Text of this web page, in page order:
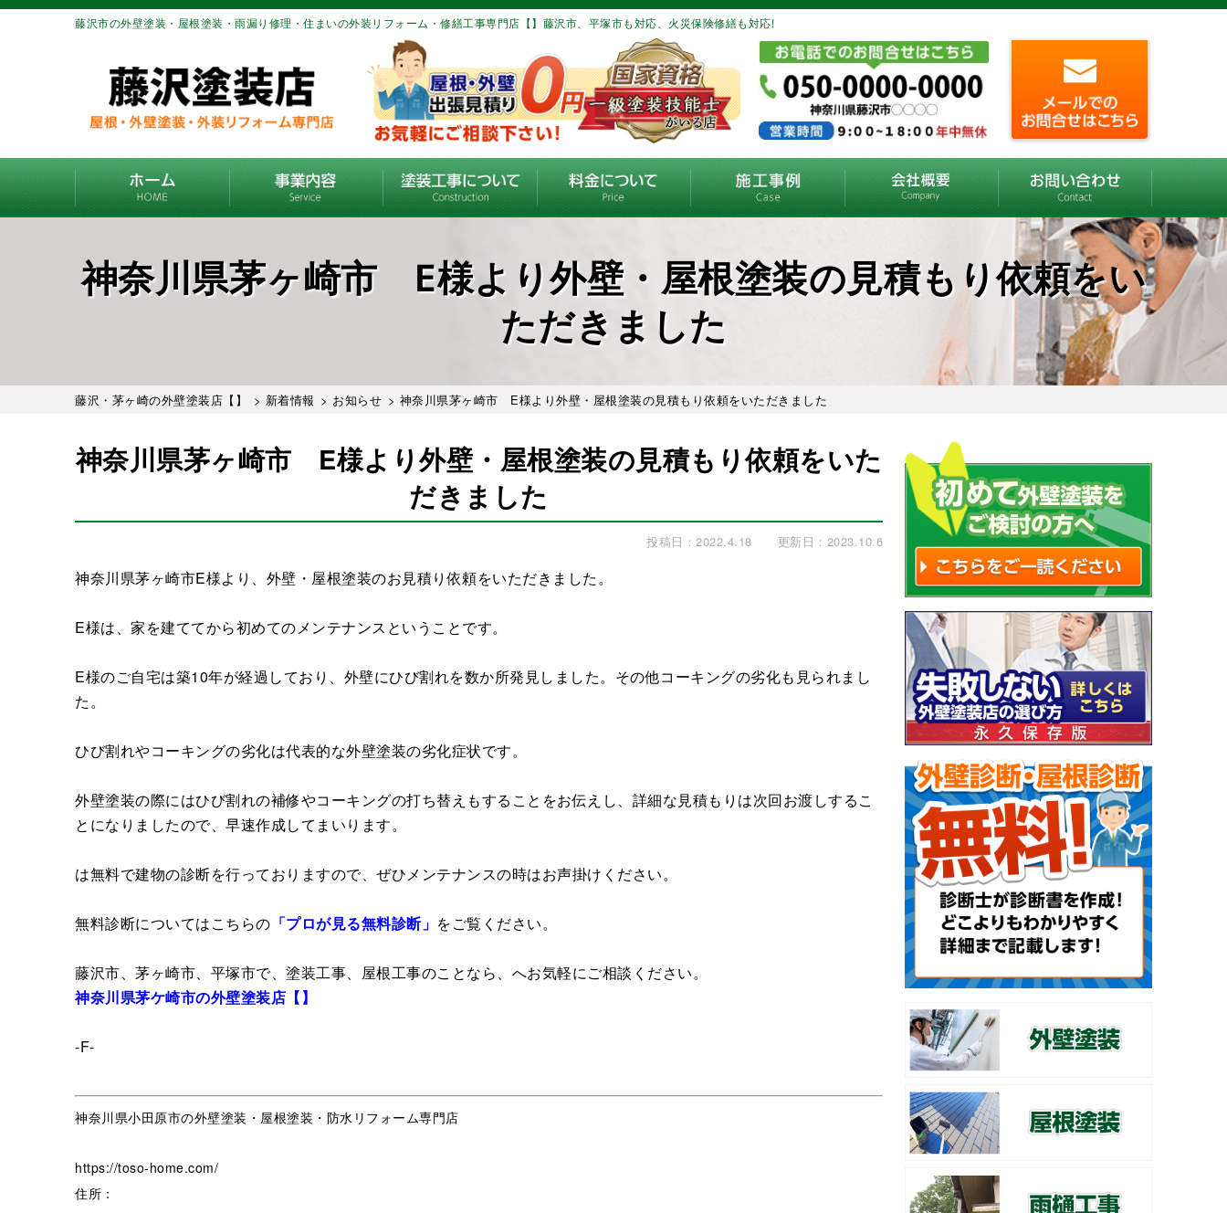
藤沢市の外壁塗装・屋根塗装・雨漏り修理・住まいの外装リフォーム・修繕工事専門店【】藤沢市、平塚市も対応、火災保険修繕も対応!
神奈川県茅ヶ崎市 E様より外壁・屋根塗装の見積もり依頼をい
ただきました
藤沢・茅ヶ崎の外壁塗装店【】 > 新着情報 > お知らせ > 神奈川県茅ヶ崎市 E様より外壁・屋根塗装の見積もり依頼をいただきました
神奈川県茅ヶ崎市 E様より外壁・屋根塗装の見積もり依頼をいた
だきました
投稿日：2022.4.18 更新日：2023.10.6
神奈川県茅ヶ崎市E様より、外壁・屋根塗装のお見積り依頼をいただきました。
E様は、家を建ててから初めてのメンテナンスということです。
E様のご自宅は築10年が経過しており、外壁にひび割れを数か所発見しました。その他コーキングの劣化も見られまし
た。
ひび割れやコーキングの劣化は代表的な外壁塗装の劣化症状です。
外壁塗装の際にはひび割れの補修やコーキングの打ち替えもすることをお伝えし、詳細な見積もりは次回お渡しするこ
とになりましたので、早速作成してまいります。
は無料で建物の診断を行っておりますので、ぜひメンテナンスの時はお声掛けください。
無料診断についてはこちらの 「プロが見る無料診断」 をご覧ください。
藤沢市、茅ヶ崎市、平塚市で、塗装工事、屋根工事のことなら、へお気軽にご相談ください。
神奈川県茅ケ崎市の外壁塗装店【】
-F-
神奈川県小田原市の外壁塗装・屋根塗装・防水リフォーム専門店
https://toso-home.com/
住所：